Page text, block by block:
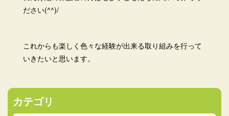
ださい(^^)/
これからも楽しく色々な経験が出来る取り組みを行って
いきたいと思います。
カテゴリ